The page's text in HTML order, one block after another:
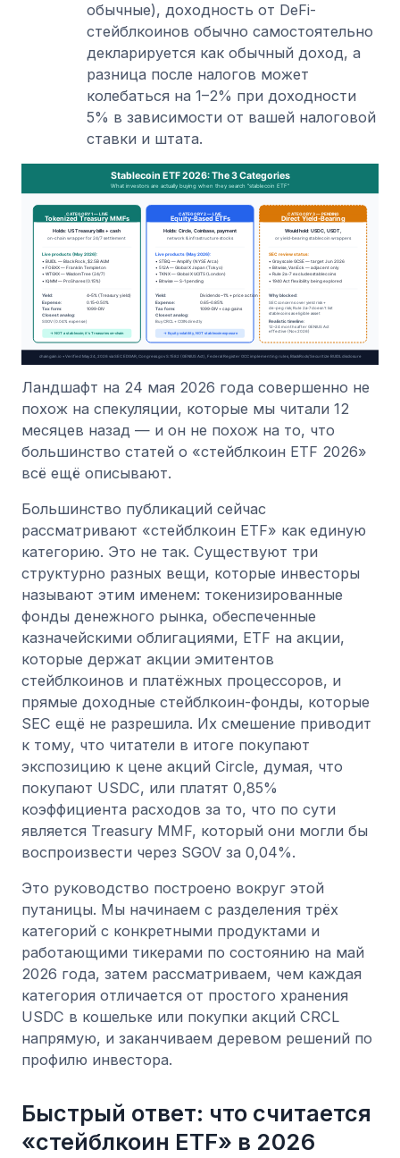
обычные), доходность от DeFi-
стейблкоинов обычно самостоятельно
декларируется как обычный доход, а
разница после налогов может
колебаться на 1–2% при доходности
5% в зависимости от вашей налоговой
ставки и штата.
Ландшафт на 24 мая 2026 года совершенно не
похож на спекуляции, которые мы читали 12
месяцев назад — и он не похож на то, что
большинство статей о «стейблкоин ETF 2026»
всё ещё описывают.
Большинство публикаций сейчас
рассматривают «стейблкоин ETF» как единую
категорию. Это не так. Существуют три
структурно разных вещи, которые инвесторы
называют этим именем: токенизированные
фонды денежного рынка, обеспеченные
казначейскими облигациями, ETF на акции,
которые держат акции эмитентов
стейблкоинов и платёжных процессоров, и
прямые доходные стейблкоин-фонды, которые
SEC ещё не разрешила. Их смешение приводит
к тому, что читатели в итоге покупают
экспозицию к цене акций Circle, думая, что
покупают USDC, или платят 0,85%
коэффициента расходов за то, что по сути
является Treasury MMF, который они могли бы
воспроизвести через SGOV за 0,04%.
Это руководство построено вокруг этой
путаницы. Мы начинаем с разделения трёх
категорий с конкретными продуктами и
работающими тикерами по состоянию на май
2026 года, затем рассматриваем, чем каждая
категория отличается от простого хранения
USDC в кошельке или покупки акций CRCL
напрямую, и заканчиваем деревом решений по
профилю инвестора.
Быстрый ответ: что считается
«стейблкоин ETF» в 2026